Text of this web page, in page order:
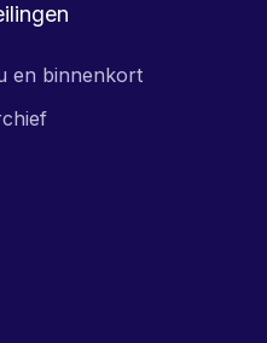
en binnenkort